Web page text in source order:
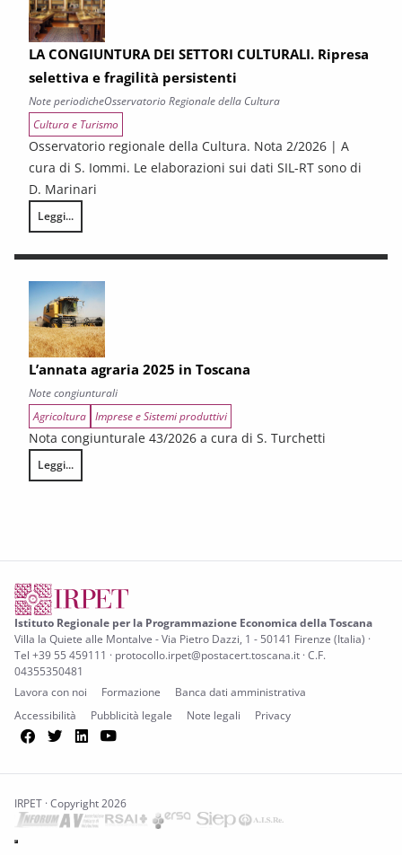
LA CONGIUNTURA DEI SETTORI CULTURALI. Ripresa
selettiva e fragilità persistenti
Note periodicheOsservatorio Regionale della Cultura
Cultura e Turismo
Osservatorio regionale della Cultura. Nota 2/2026 | A
cura di S. Iommi. Le elaborazioni sui dati SIL-RT sono di
D. Marinari
Leggi...
LA CONGIUNTURA DEI SETTORI CULTURALI. Ripresa selettiva e
L’annata agraria 2025 in Toscana
Note congiunturali
Agricoltura Imprese e Sistemi produttivi
Nota congiunturale 43/2026 a cura di S. Turchetti
Leggi...
L’annata agraria 2025 in Toscana
Istituto Regionale per la Programmazione Economica della Toscana
Villa la Quiete alle Montalve - Via Pietro Dazzi, 1 - 50141 Firenze (Italia) ·
Tel +39 55 459111 · protocollo.irpet@postacert.toscana.it · C.F.
04355350481
Lavora con noi
Formazione
Banca dati amministrativa
Accessibilità
Pubblicità legale Note legali Privacy
Facebook
TwitterLinkedIn
IRPET · Copyright 2026